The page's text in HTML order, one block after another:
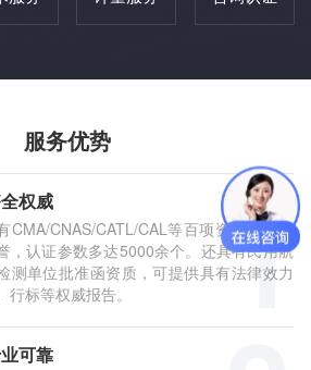
服务优势
权威
CMA/CNAS/CATL/CAL等百项资质认证证
，认证参数多达5000余个。还具有民用航
测单位批准函资质，可提供具有法律效力
行标等权威报告。
可靠